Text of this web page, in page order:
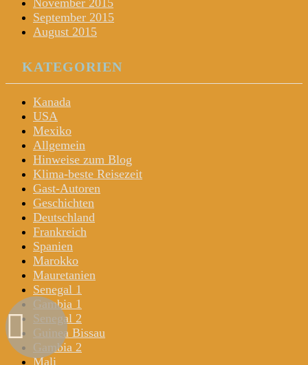
September 2015
August 2015
KATEGORIEN
Kanada
USA
Mexiko
Allgemein
Hinweise zum Blog
Klima-beste Reisezeit
Gast-Autoren
Geschichten
Deutschland
Frankreich
Spanien
Marokko
Mauretanien
Senegal 1
Gambia 1
Senegal 2
Guinea Bissau
Gambia 2
Mali